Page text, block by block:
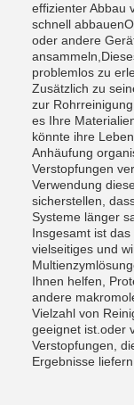
effizienter Abbau
schnell
oder andere
problemlos zu
Zusätzlich zu
zur
es Ihre
könnte ihre
Anhäufung
Verstopfungen
Verwendung
sicherstellen,
Systeme länger
Insgesamt ist
vielseitiges und
Ihnen helfen,
andere
Vielzahl von
geeignet ist.oder
Verstopfungen,
Ergebnisse